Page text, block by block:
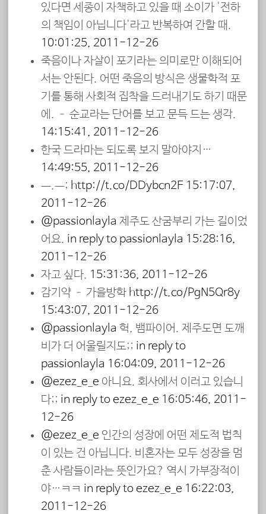
있다면 세종이 자책하고 있을 때 소이가 '전하
의 책임이 아닙니다'라고 반복하여 간할 때.
10:01:25, 2011-12-26
죽음이나 자살이 포기라는 의미로만 이해되어
서는 안된다. 어떤 죽음의 방식은 생물학적 포
기를 통해 사회적 집착을 드러내기도 하기 때문
에. – 순교라는 단어를 보고 문득 드는 생각.
14:15:41, 2011-12-26
한국 드라마는 되도록 보지 말아야지…
14:49:55, 2011-12-26
ㅡ.ㅡ; http://t.co/DDybcn2F 15:17:07,
2011-12-26
@passionlayla 제주도 산굼부리 가는 길이었
어요. in reply to passionlayla 15:28:16,
2011-12-26
자고 싶다. 15:31:36, 2011-12-26
감기약 – 가을방학 http://t.co/PgN5Qr8y
15:43:07, 2011-12-26
@passionlayla 헉, 뱀파이어. 제주도면 도깨
비가 더 어울릴지도;; in reply to
passionlayla 16:04:09, 2011-12-26
@ezez_e_e 아니요. 회사에서 이러고 있습니
다;; in reply to ezez_e_e 16:05:46, 2011-
12-26
@ezez_e_e 인간의 성장에 어떤 제도적 법칙
이 있는 건 아닙니다. 비혼자는 모두 성장을 멈
춘 사람들이라는 뜻인가요? 역시 가부장적이
야…ㅋㅋ in reply to ezez_e_e 16:22:03,
2011-12-26